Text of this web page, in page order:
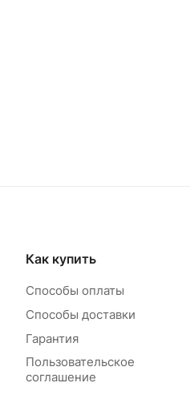
Как купить
Способы оплаты
Способы доставки
Гарантия
Пользовательское
соглашение